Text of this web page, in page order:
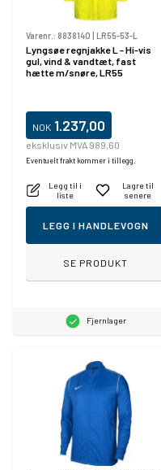
Varenr.: 8838140 | LR55-53-L
Lyngsøe regnjakke L - Hi-vis
gul, vind & vandtæt, fast
hætte m/snøre, LR55
NOK 1.237,00
eksklusiv MVA 989,60
Eventuelt frakt kommer i tillegg.
Legg til i
liste
Lagre til
senere
LEGG I HANDLEVOGN
SE PRODUKT
Fjernlager